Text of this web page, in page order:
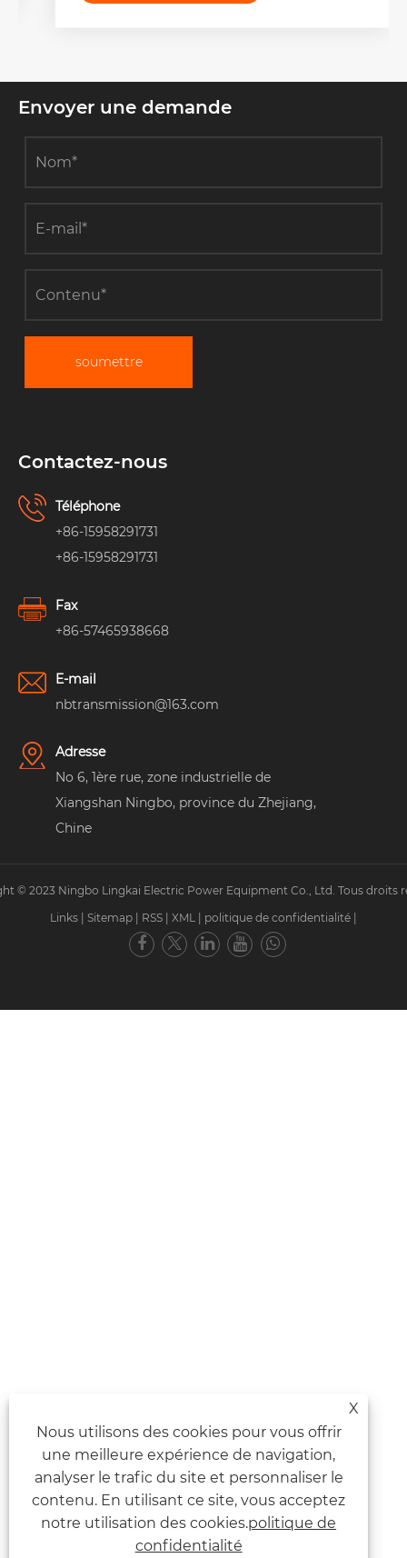
Envoyer une demande
soumettre
Contactez-nous
Téléphone
+86-15958291731
+86-15958291731
Fax
+86-57465938668
E-mail
nbtransmission@163.com
Adresse
No 6, 1ère rue, zone industrielle de
Xiangshan Ningbo, province du Zhejiang,
Chine
© 2023 Ningbo Lingkai Electric Power Equipment Co., Ltd. Tous droits
Links | Sitemap | RSS | XML | politique de confidentialité |
X
Nous utilisons des cookies pour vous offrir
une meilleure expérience de navigation,
analyser le trafic du site et personnaliser le
contenu. En utilisant ce site, vous acceptez
notre utilisation des cookies.politique de
confidentialité